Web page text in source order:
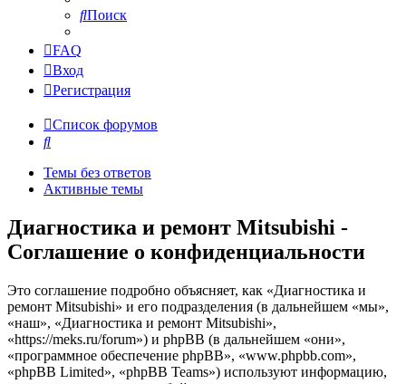
Поиск
FAQ
Вход
Регистрация
Список форумов
Поиск
Темы без ответов
Активные темы
Диагностика и ремонт Mitsubishi -
Соглашение о конфиденциальности
Это соглашение подробно объясняет, как «Диагностика и
ремонт Mitsubishi» и его подразделения (в дальнейшем «мы»,
«наш», «Диагностика и ремонт Mitsubishi»,
«https://meks.ru/forum») и phpBB (в дальнейшем «они»,
«программное обеспечение phpBB», «www.phpbb.com»,
«phpBB Limited», «phpBB Teams») используют информацию,